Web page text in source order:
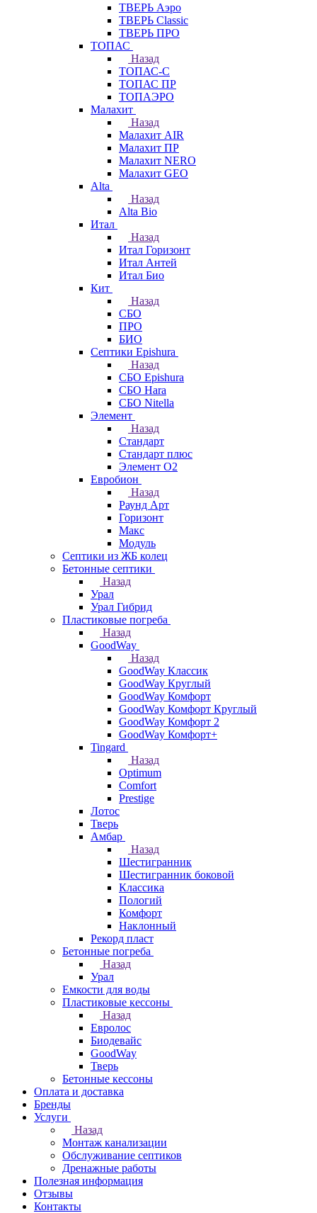
ТВЕРЬ Аэро
ТВЕРЬ Classic
ТВЕРЬ ПРО
ТОПАС
Назад
ТОПАС-С
ТОПАС ПР
ТОПАЭРО
Малахит
Назад
Малахит AIR
Малахит ПР
Малахит NERO
Малахит GEO
Alta
Назад
Alta Bio
Итал
Назад
Итал Горизонт
Итал Антей
Итал Био
Кит
Назад
СБО
ПРО
БИО
Септики Epishura
Назад
СБО Epishura
СБО Hara
СБО Nitella
Элемент
Назад
Стандарт
Стандарт плюс
Элемент О2
Евробион
Назад
Раунд Арт
Горизонт
Макс
Модуль
Септики из ЖБ колец
Бетонные септики
Назад
Урал
Урал Гибрид
Пластиковые погреба
Назад
GoodWay
Назад
GoodWay Классик
GoodWay Круглый
GoodWay Комфорт
GoodWay Комфорт Круглый
GoodWay Комфорт 2
GoodWay Комфорт+
Tingard
Назад
Optimum
Comfort
Prestige
Лотос
Тверь
Амбар
Назад
Шестигранник
Шестигранник боковой
Классика
Пологий
Комфорт
Наклонный
Рекорд пласт
Бетонные погреба
Назад
Урал
Емкости для воды
Пластиковые кессоны
Назад
Евролос
Биодевайс
GoodWay
Тверь
Бетонные кессоны
Оплата и доставка
Бренды
Услуги
Назад
Монтаж канализации
Обслуживание септиков
Дренажные работы
Полезная информация
Отзывы
Контакты